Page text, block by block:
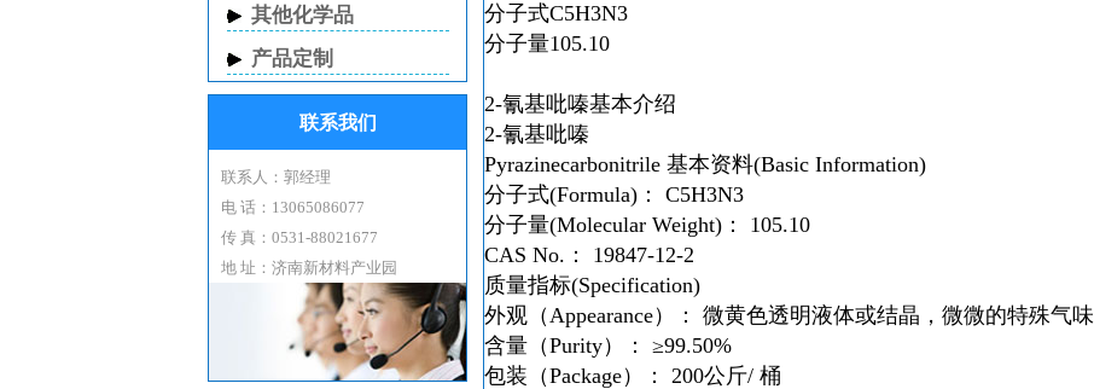
分子式C5H3N3
分子量105.10
2-氰基吡嗪基本介绍
2-氰基吡嗪
Pyrazinecarbonitrile 基本资料(Basic Information)
分子式(Formula)： C5H3N3
分子量(Molecular Weight)： 105.10
CAS No.： 19847-12-2
质量指标(Specification)
外观（Appearance）： 微黄色透明液体或结晶，微微的特殊气味
含量（Purity）： ≥99.50%
包装（Package）： 200公斤/ 桶
其他化学品
产品定制
联系我们
联系人：郭经理
电 话：13065086077
传 真：0531-88021677
地 址：济南新材料产业园